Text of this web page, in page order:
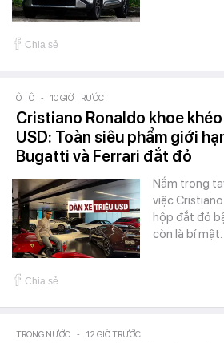
Chia sẻ
Ô TÔ - 10 GIỜ TRƯỚC
Cristiano Ronaldo khoe
USD: Toàn siêu phẩm giới
Bugatti và Ferrari đắt đỏ
Nắm trong
việc
hộp đắt đỏ
còn là bí mật.
Chia sẻ
TRONG NƯỚC - 12 GIỜ TRƯỚC